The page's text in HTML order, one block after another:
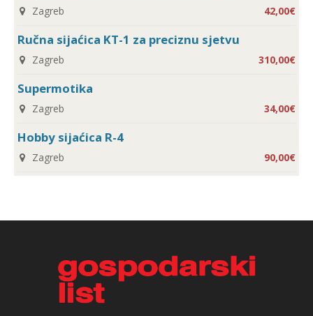
Zagreb 42,00€
Ručna sijaćica KT-1 za preciznu sjetvu
Zagreb 310,00€
Supermotika
Zagreb 34,00€
Hobby sijaćica R-4
Zagreb 90,00€